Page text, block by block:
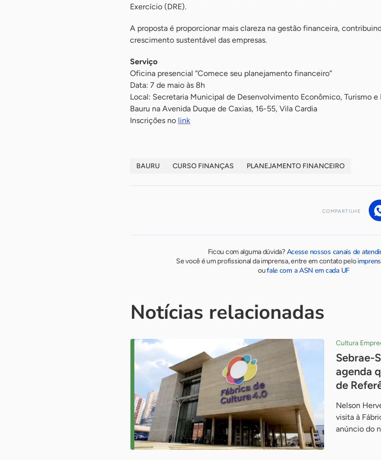
Exercício (DRE).
A proposta é proporcionar mais clareza na gestão financeira,
crescimento sustentável das empresas.
Serviço
Oficina presencial “Comece seu planejamento financeiro”
Data: 7 de maio às 8h
Local: Secretaria Municipal de Desenvolvimento Econômico, Turismo
Bauru na Avenida Duque de Caxias, 16-55, Vila Cardia
Inscrições no link
BAURU CURSO FINANÇAS PLANEJAMENTO FINANCEIRO
COMPARTILHE
Ficou com alguma dúvida?Acesse nossos canais de
Se você é um profissional da imprensa, entre em contato pelo
oufale com a ASN em cada UF
Notícias relacionadas
Cultura
Sebrae-
agenda
de
Nelson
visita à
anúncio do